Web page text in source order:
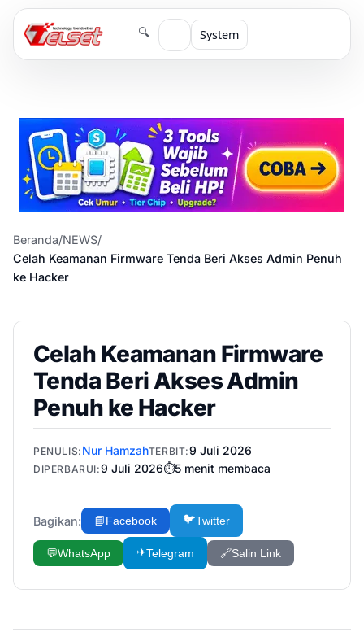
🔍 System
Beranda/NEWS/
Celah Keamanan Firmware Tenda Beri Akses Admin Penuh
ke Hacker
Celah Keamanan Firmware
Tenda Beri Akses Admin
Penuh ke Hacker
PENULIS: Nur HamzahTERBIT:9 Juli 2026
DIPERBARUI:9 Juli 2026⏱️5menit membaca
Bagikan: 📘Facebook 🐦Twitter
💬WhatsApp ✈️Telegram 🔗Salin Link